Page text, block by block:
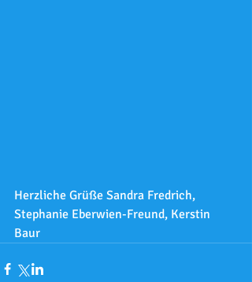
Herzliche Grüße Sandra Fredrich,
Stephanie Eberwien-Freund, Kerstin
Baur